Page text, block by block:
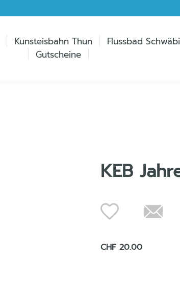
Kunsteisbahn Thun
Flussbad
Gutscheine
KEB
CHF 20.00